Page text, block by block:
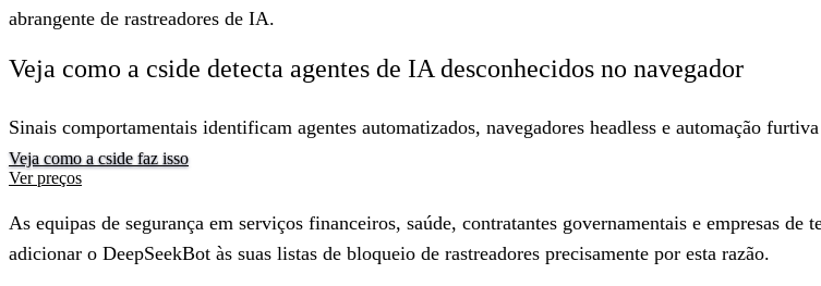
abrangente de rastreadores de IA.
Veja como a cside detecta agentes de IA desconhecidos no navegador
Sinais comportamentais identificam agentes automatizados, navegadores headless e automação
Veja como a cside faz isso
Ver preços
As equipas de segurança em serviços financeiros, saúde, contratantes governamentais e empresas
adicionar o DeepSeekBot às suas listas de bloqueio de rastreadores precisamente por esta razão.